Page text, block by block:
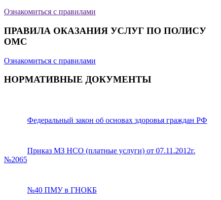
Ознакомиться с правилами
ПРАВИЛА ОКАЗАНИЯ УСЛУГ ПО ПОЛИСУ
ОМС
Ознакомиться с правилами
НОРМАТИВНЫЕ ДОКУМЕНТЫ
Федеральный закон об основах здоровья граждан РФ
Приказ МЗ НСО (платные услуги) от 07.11.2012г.
№2065
№40 ПМУ в ГНОКБ